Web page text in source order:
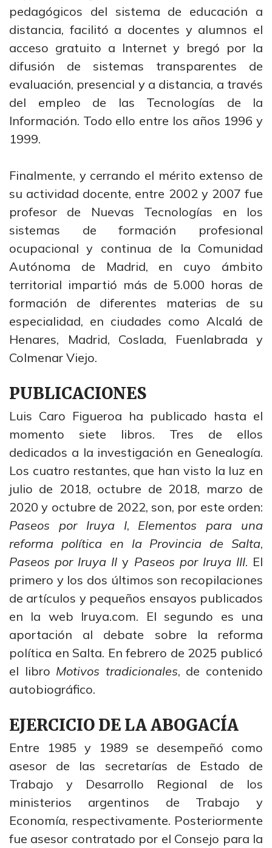
pedagógicos del sistema de educación a
distancia, facilitó a docentes y alumnos el
acceso gratuito a Internet y bregó por la
difusión de sistemas transparentes de
evaluación, presencial y a distancia, a través
del empleo de las Tecnologías de la
Información. Todo ello entre los años 1996 y
1999.
Finalmente, y cerrando el mérito extenso de
su actividad docente, entre 2002 y 2007 fue
profesor de Nuevas Tecnologías en los
sistemas de formación profesional
ocupacional y continua de la Comunidad
Autónoma de Madrid, en cuyo ámbito
territorial impartió más de 5.000 horas de
formación de diferentes materias de su
especialidad, en ciudades como Alcalá de
Henares, Madrid, Coslada, Fuenlabrada y
Colmenar Viejo.
PUBLICACIONES
Luis Caro Figueroa ha publicado hasta el
momento siete libros. Tres de ellos
dedicados a la investigación en Genealogía.
Los cuatro restantes, que han visto la luz en
julio de 2018, octubre de 2018, marzo de
2020 y octubre de 2022, son, por este orden:
Paseos por Iruya I, Elementos para una
reforma política en la Provincia de Salta,
Paseos por Iruya II y Paseos por Iruya III. El
primero y los dos últimos son recopilaciones
de artículos y pequeños ensayos publicados
en la web Iruya.com. El segundo es una
aportación al debate sobre la reforma
política en Salta. En febrero de 2025 publicó
el libro Motivos tradicionales, de contenido
autobiográfico.
EJERCICIO DE LA ABOGACÍA
Entre 1985 y 1989 se desempeñó como
asesor de las secretarías de Estado de
Trabajo y Desarrollo Regional de los
ministerios argentinos de Trabajo y
Economía, respectivamente. Posteriormente
fue asesor contratado por el Consejo para la